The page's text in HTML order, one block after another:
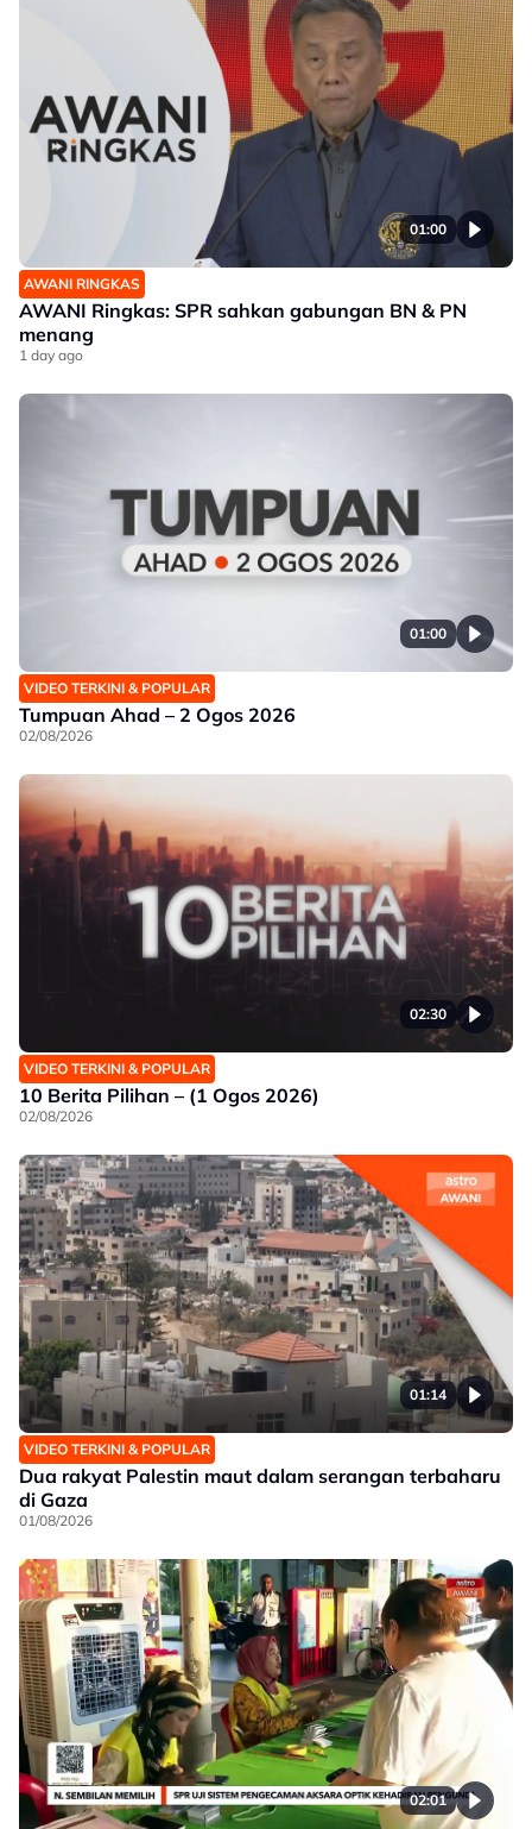
01:00
AWANI RINGKAS
AWANI Ringkas: SPR sahkan gabungan BN & PN
menang
1 day ago
01:00
VIDEO TERKINI & POPULAR
Tumpuan Ahad – 2 Ogos 2026
02/08/2026
02:30
VIDEO TERKINI & POPULAR
10 Berita Pilihan – (1 Ogos 2026)
02/08/2026
01:14
VIDEO TERKINI & POPULAR
Dua rakyat Palestin maut dalam serangan terbaharu
di Gaza
01/08/2026
02:01